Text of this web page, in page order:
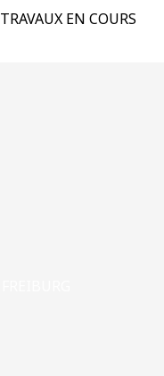
TRAVAUX EN COURS